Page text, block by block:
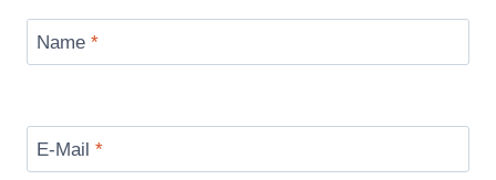
Name *
E-Mail *